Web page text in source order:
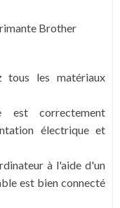
Brother
tous les matériaux
est correctement
électrique et
à l'aide d'un
est bien connecté